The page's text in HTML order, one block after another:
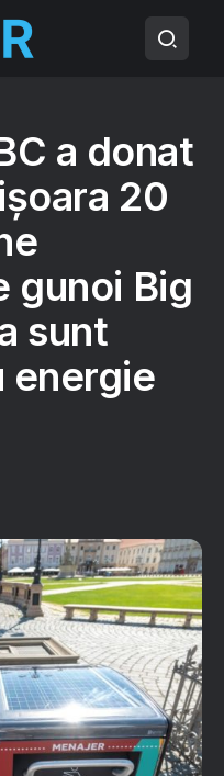
a donat
20
gunoi Big
sunt
energie